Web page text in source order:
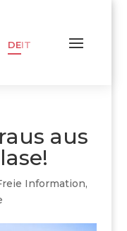
DEIT
aus
Information,